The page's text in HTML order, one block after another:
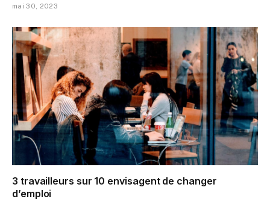
mai 30, 2023
3 travailleurs sur 10 envisagent de changer
d’emploi